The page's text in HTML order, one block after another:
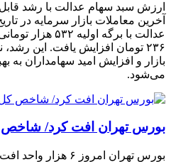
ارزش سبد سهام عدالت با رشد
۲۳۶ تومان افزایش یافت. این
بازار و افزایش امید سهامداران به
می‌شود.
بورس تهران افت کرد/
بورس تهران امروز ۶ هزار واحد افت کرد.